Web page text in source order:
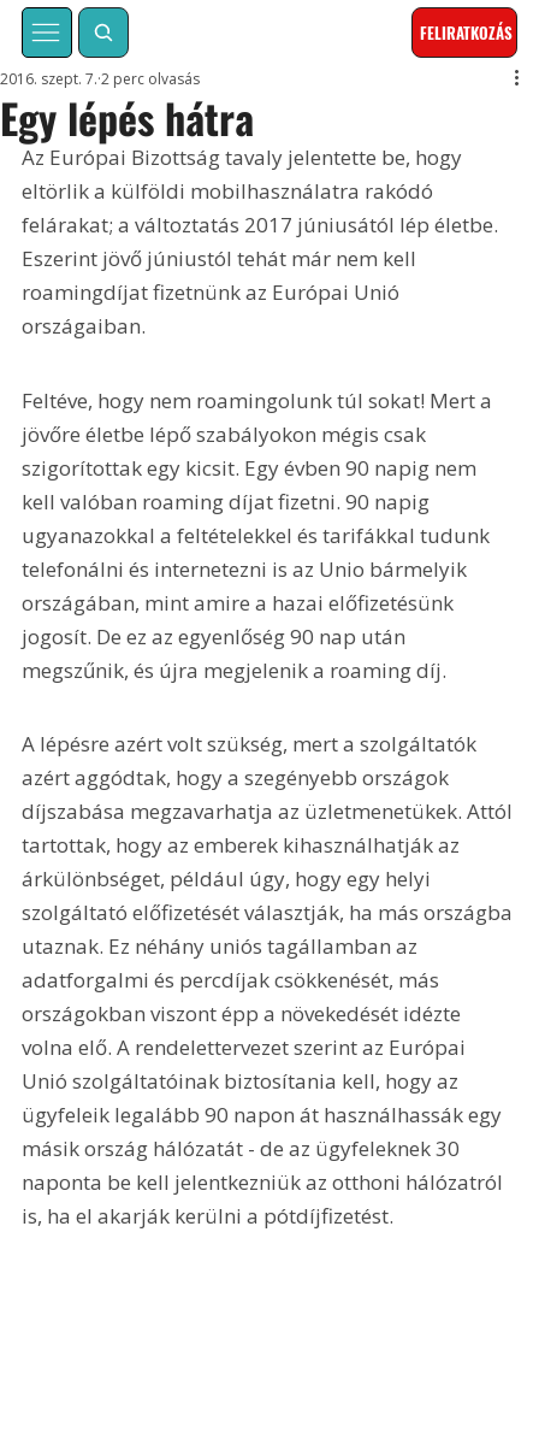
FELIRATKOZÁS
Egy lépés hátra
2016. szept. 7. 2 perc olvasás
Az Európai Bizottság tavaly jelentette be, hogy
eltörlik a külföldi mobilhasználatra rakódó
felárakat; a változtatás 2017 júniusától lép életbe.
Eszerint jövő júniustól tehát már nem kell
roamingdíjat fizetnünk az Európai Unió
országaiban.
Feltéve, hogy nem roamingolunk túl sokat! Mert a
jövőre életbe lépő szabályokon mégis csak
szigorítottak egy kicsit. Egy évben 90 napig nem
kell valóban roaming díjat fizetni. 90 napig
ugyanazokkal a feltételekkel és tarifákkal tudunk
telefonálni és internetezni is az Unio bármelyik
országában, mint amire a hazai előfizetésünk
jogosít. De ez az egyenlőség 90 nap után
megszűnik, és újra megjelenik a roaming díj.
A lépésre azért volt szükség, mert a szolgáltatók
azért aggódtak, hogy a szegényebb országok
díjszabása megzavarhatja az üzletmenetükek. Attól
tartottak, hogy az emberek kihasználhatják az
árkülönbséget, például úgy, hogy egy helyi
szolgáltató előfizetését választják, ha más országba
utaznak. Ez néhány uniós tagállamban az
adatforgalmi és percdíjak csökkenését, más
országokban viszont épp a növekedését idézte
volna elő. A rendelettervezet szerint az Európai
Unió szolgáltatóinak biztosítania kell, hogy az
ügyfeleik legalább 90 napon át használhassák egy
másik ország hálózatát - de az ügyfeleknek 30
naponta be kell jelentkezniük az otthoni hálózatról
is, ha el akarják kerülni a pótdíjfizetést.